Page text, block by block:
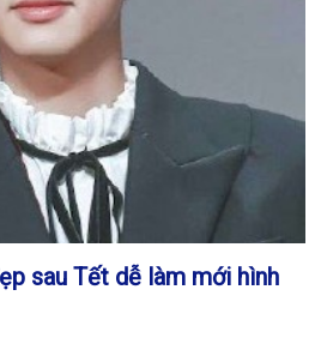
sau Tết dễ làm mới hình